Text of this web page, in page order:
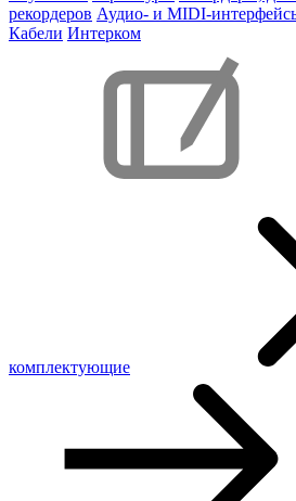
рекордеров Аудио- и MIDI-
Кабели Интерком
комплектующие